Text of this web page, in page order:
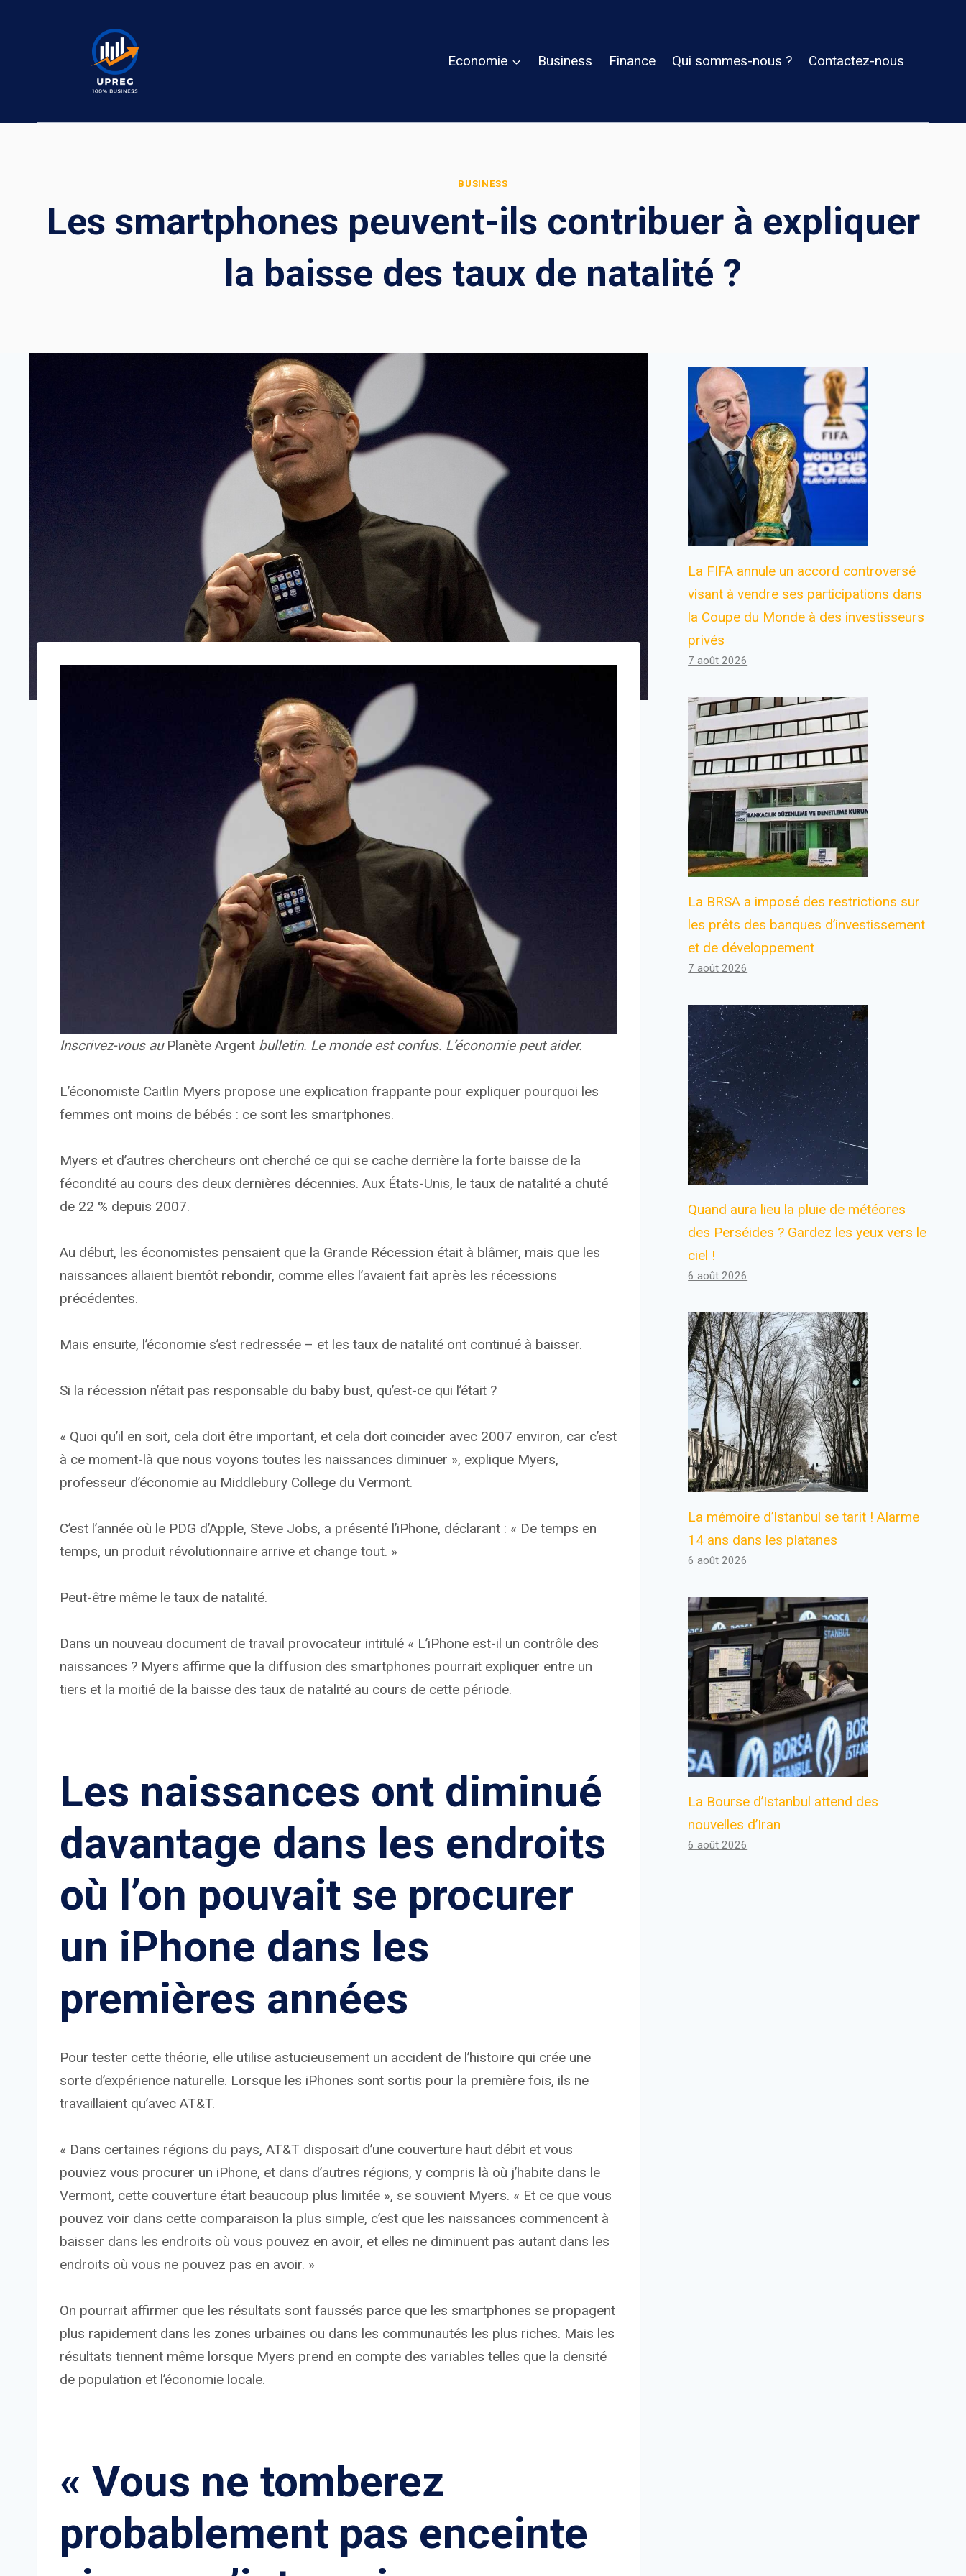
Economie Business Finance Qui sommes-nous ? Contactez-nous
BUSINESS
Les smartphones peuvent-ils contribuer à expliquer
la baisse des taux de natalité ?
Inscrivez-vous au Planète Argent bulletin. Le monde est confus. L’économie peut aider.
L’économiste Caitlin Myers propose une explication frappante pour expliquer pourquoi les
femmes ont moins de bébés : ce sont les smartphones.
Myers et d’autres chercheurs ont cherché ce qui se cache derrière la forte baisse de la
fécondité au cours des deux dernières décennies. Aux États-Unis, le taux de natalité a chuté
de 22 % depuis 2007.
Au début, les économistes pensaient que la Grande Récession était à blâmer, mais que les
naissances allaient bientôt rebondir, comme elles l’avaient fait après les récessions
précédentes.
Mais ensuite, l’économie s’est redressée – et les taux de natalité ont continué à baisser.
Si la récession n’était pas responsable du baby bust, qu’est-ce qui l’était ?
« Quoi qu’il en soit, cela doit être important, et cela doit coïncider avec 2007 environ, car c’est
à ce moment-là que nous voyons toutes les naissances diminuer », explique Myers,
professeur d’économie au Middlebury College du Vermont.
C’est l’année où le PDG d’Apple, Steve Jobs, a présenté l’iPhone, déclarant : « De temps en
temps, un produit révolutionnaire arrive et change tout. »
Peut-être même le taux de natalité.
Dans un nouveau document de travail provocateur intitulé « L’iPhone est-il un contrôle des
naissances ? Myers affirme que la diffusion des smartphones pourrait expliquer entre un
tiers et la moitié de la baisse des taux de natalité au cours de cette période.
Les naissances ont diminué
davantage dans les endroits
où l’on pouvait se procurer
un iPhone dans les
premières années
Pour tester cette théorie, elle utilise astucieusement un accident de l’histoire qui crée une
sorte d’expérience naturelle. Lorsque les iPhones sont sortis pour la première fois, ils ne
travaillaient qu’avec AT&T.
« Dans certaines régions du pays, AT&T disposait d’une couverture haut débit et vous
pouviez vous procurer un iPhone, et dans d’autres régions, y compris là où j’habite dans le
Vermont, cette couverture était beaucoup plus limitée », se souvient Myers. « Et ce que vous
pouvez voir dans cette comparaison la plus simple, c’est que les naissances commencent à
baisser dans les endroits où vous pouvez en avoir, et elles ne diminuent pas autant dans les
endroits où vous ne pouvez pas en avoir. »
On pourrait affirmer que les résultats sont faussés parce que les smartphones se propagent
plus rapidement dans les zones urbaines ou dans les communautés les plus riches. Mais les
résultats tiennent même lorsque Myers prend en compte des variables telles que la densité
de population et l’économie locale.
« Vous ne tomberez
probablement pas enceinte
La FIFA annule un accord controversé
visant à vendre ses participations dans
la Coupe du Monde à des investisseurs
privés
7 août 2026
La BRSA a imposé des restrictions sur
les prêts des banques d’investissement
et de développement
7 août 2026
Quand aura lieu la pluie de météores
des Perséides ? Gardez les yeux vers le
ciel !
6 août 2026
La mémoire d’Istanbul se tarit ! Alarme
14 ans dans les platanes
6 août 2026
La Bourse d’Istanbul attend des
nouvelles d’Iran
6 août 2026